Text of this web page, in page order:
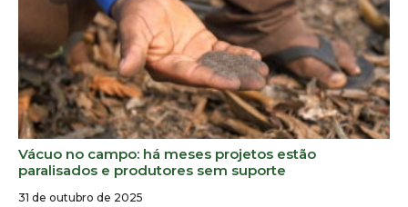
Vácuo no campo: há meses projetos estão
paralisados e produtores sem suporte
31 de outubro de 2025